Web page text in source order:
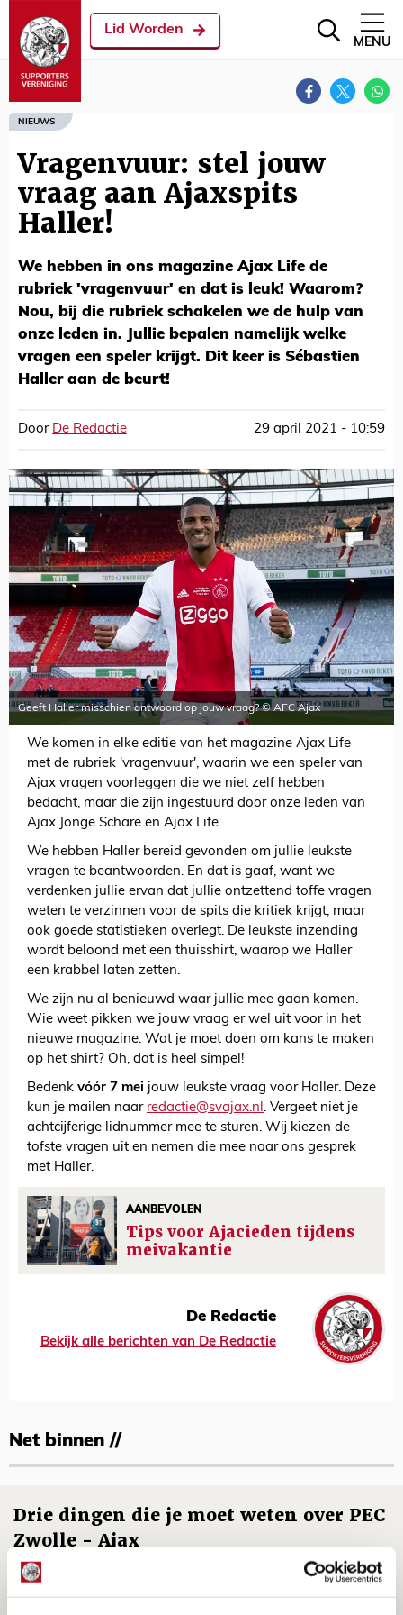
Lid Worden
MENU
NIEUWS
Vragenvuur: stel jouw
vraag aan Ajaxspits
Haller!
We hebben in ons magazine Ajax Life de
rubriek 'vragenvuur' en dat is leuk! Waarom?
Nou, bij die rubriek schakelen we de hulp van
onze leden in. Jullie bepalen namelijk welke
vragen een speler krijgt. Dit keer is Sébastien
Haller aan de beurt!
Door De Redactie 29 april 2021 - 10:59
Geeft Haller misschien antwoord op jouw vraag? © AFC Ajax
We komen in elke editie van het magazine Ajax Life
met de rubriek 'vragenvuur', waarin we een speler van
Ajax vragen voorleggen die we niet zelf hebben
bedacht, maar die zijn ingestuurd door onze leden van
Ajax Jonge Schare en Ajax Life.
We hebben Haller bereid gevonden om jullie leukste
vragen te beantwoorden. En dat is gaaf, want we
verdenken jullie ervan dat jullie ontzettend toffe vragen
weten te verzinnen voor de spits die kritiek krijgt, maar
ook goede statistieken overlegt. De leukste inzending
wordt beloond met een thuisshirt, waarop we Haller
een krabbel laten zetten.
We zijn nu al benieuwd waar jullie mee gaan komen.
Wie weet pikken we jouw vraag er wel uit voor in het
nieuwe magazine. Wat je moet doen om kans te maken
op het shirt? Oh, dat is heel simpel!
Bedenk vóór 7 mei jouw leukste vraag voor Haller. Deze
kun je mailen naar redactie@svajax.nl. Vergeet niet je
achtcijferige lidnummer mee te sturen. Wij kiezen de
tofste vragen uit en nemen die mee naar ons gesprek
met Haller.
AANBEVOLEN
Tips voor Ajacieden tijdens
meivakantie
De Redactie
Bekijk alle berichten van De Redactie
Net binnen //
Drie dingen die je moet weten over PEC
Zwolle - Ajax
08 AUGUSTUS 2026 - 12:32